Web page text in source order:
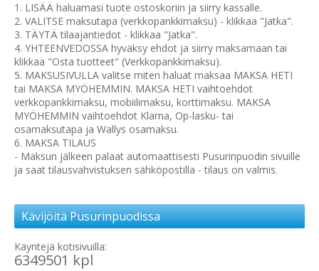
1. LISÄÄ haluamasi tuote ostoskoriin ja siirry kassalle.
2. VALITSE maksutapa (verkkopankkimaksu) - klikkaa "Jatka".
3. TÄYTÄ tilaajantiedot - klikkaa "Jatka".
4. YHTEENVEDOSSA hyväksy ehdot ja siirry maksamaan tai
klikkaa "Osta tuotteet" (Verkkopankkimaksu).
5. MAKSUSIVULLA valitse miten haluat maksaa MAKSA HETI
tai MAKSA MYÖHEMMIN. MAKSA HETI vaihtoehdot
verkkopankkimaksu, mobiilimaksu, korttimaksu. MAKSA
MYÖHEMMIN vaihtoehdot Klarna, Op-lasku- tai
osamaksutapa ja Wallys osamaksu.
6. MAKSA TILAUS
- Maksun jälkeen palaat automaattisesti Pusurinpuodin sivuille
ja saat tilausvahvistuksen sähköpostilla - tilaus on valmis.
Kävijöitä Pusurinpuodissa
Käyntejä kotisivuilla:
6349501 kpl